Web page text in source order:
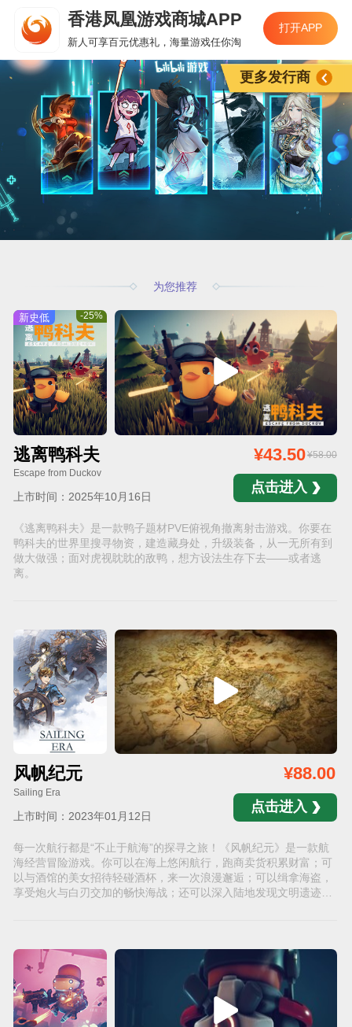
香港凤凰游戏商城APP
新人可享百元优惠礼，海量游戏任你淘
打开APP
为您推荐
新史低 -25%
逃离鸭科夫
Escape from Duckov
上市时间：2025年10月16日
¥58.00
¥43.50
点击进入
《逃离鸭科夫》是一款鸭子题材PVE俯视角撤离射击游戏。你要在
鸭科夫的世界里搜寻物资，建造藏身处，升级装备，从一无所有到
做大做强；面对虎视眈眈的敌鸭，想方设法生存下去——或者逃
离。
风帆纪元
Sailing Era
上市时间：2023年01月12日
¥88.00
点击进入
每一次航行都是“不止于航海”的探寻之旅！《风帆纪元》是一款航
海经营冒险游戏。你可以在海上悠闲航行，跑商卖货积累财富；可
以与酒馆的美女招待轻碰酒杯，来一次浪漫邂逅；可以缉拿海盗，
享受炮火与白刃交加的畅快海战；还可以深入陆地发现文明遗迹与
更多发行商